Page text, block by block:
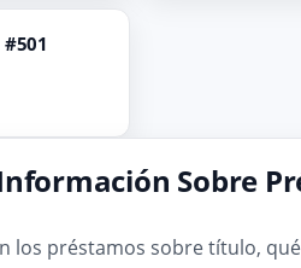
Sobre
los préstamos sobre título,